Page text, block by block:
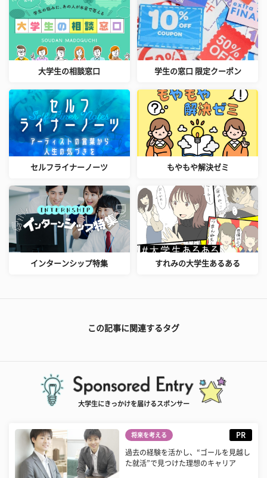
大学生の相談窓口 学生の窓口 限定クーポン
セルフライナーノーツ もやもや解決ゼミ
インターンシップ特集 すれみの大学生あるある
この記事に関連するタグ
大学生にきっかけを届けるスポンサー
将来を考える PR
過去の経験を活かし、“ゴールを見越し
た就活”で見つけた理想のキャリア